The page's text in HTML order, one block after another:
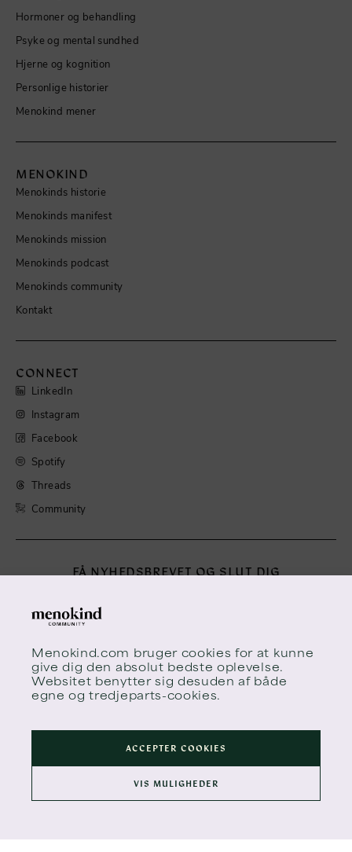
Menokind.com bruger cookies for at kunne
give dig den absolut bedste oplevelse.
Websitet benytter sig desuden af både
egne og tredjeparts-cookies.
ACCEPTER COOKIES
VIS MULIGHEDER
Hormoner og behandling
Psyke og mental sundhed
Hjerne og kognition
Personlige historier
Menokind mener
MENOKIND
Menokinds historie
Menokinds manifest
Menokinds mission
Menokinds podcast
Menokinds community
Kontakt
CONNECT
LinkedIn
Instagram
Facebook
Spotify
Threads
Community
FÅ NYHEDSBREVET OG SLUT DIG
Menokinds nyhedsbrev inspirerer dig til at drage omsorg
for dig selv i årene, der mest af alt kan føles som en
TILMELD MENO TIMES